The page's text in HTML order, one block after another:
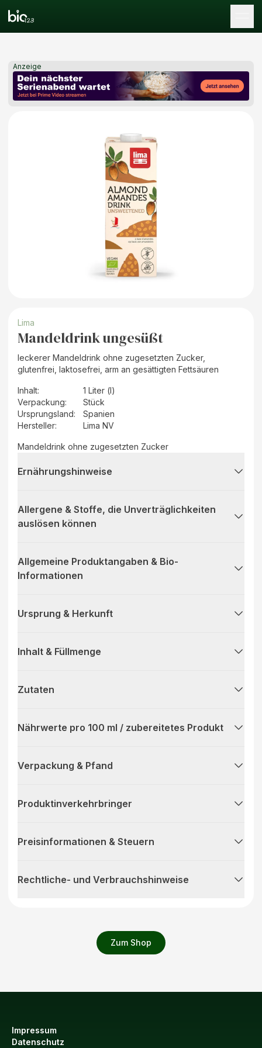
Anzeige
Zum Shop
Lima
Mandeldrink ungesüßt
leckerer Mandeldrink ohne zugesetzten Zucker,
glutenfrei, laktosefrei, arm an gesättigten Fettsäuren
Inhalt:
1 Liter (l)
Verpackung:
Stück
Ursprungsland:
Spanien
Hersteller: Lima NV
Mandeldrink ohne zugesetzten Zucker
Ernährungshinweise
Allergene & Stoffe, die Unverträglichkeiten
auslösen können
Allgemeine Produktangaben & Bio-
Informationen
Ursprung & Herkunft
Inhalt & Füllmenge
Zutaten
Nährwerte pro 100 ml / zubereitetes Produkt
Verpackung & Pfand
Produktinverkehrbringer
Preisinformationen & Steuern
Rechtliche- und Verbrauchshinweise
Impressum
Datenschutz